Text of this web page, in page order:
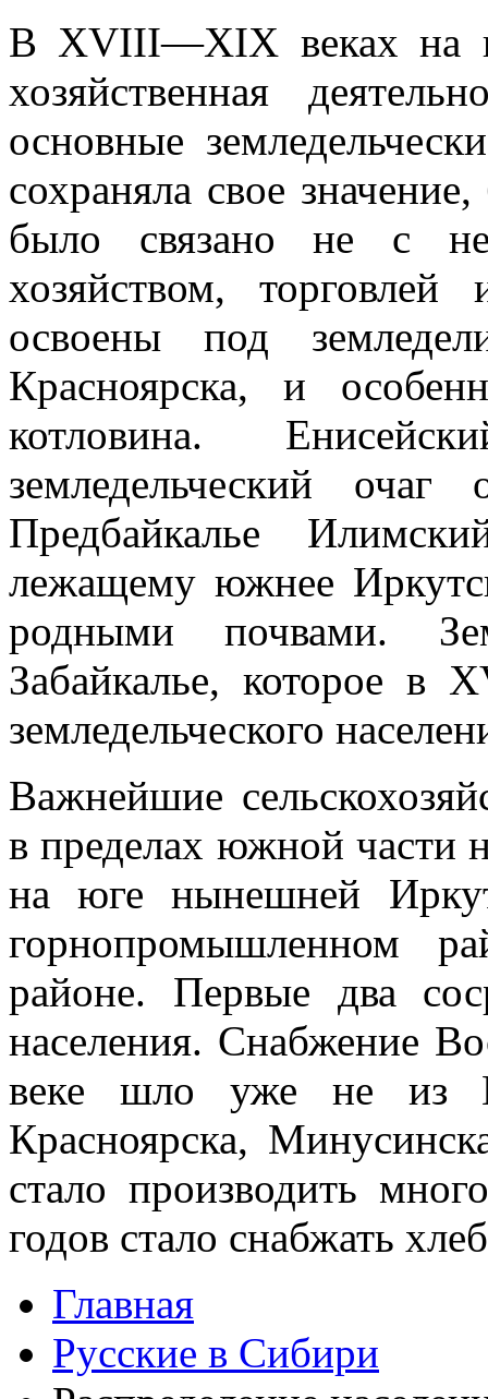
В XVIII—XIX веках на
хозяйственная
основные
сохраняла свое
было связано не с
хозяйством,
освоены под
Красноярска, и
котловина.
земледельческий
Предбайкалье
лежащему юж­нее
родными почвами.
Забайкалье, которое в
земледельческого
Важнейшие
в пределах южной части
на юге нынешней
горнопромышленном
районе. Первые два
населения. Снаб­жение
веке шло уже не из
Красноярска,
стало производить
годов стало снабжать
Главная
Русские в Сибири